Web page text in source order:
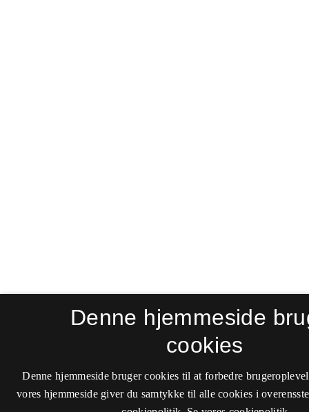
Denne hjemmeside
cookies
Denne hjemmeside bruger cookies til at forbedre
vores hjemmeside giver du samtykke til alle cookies i